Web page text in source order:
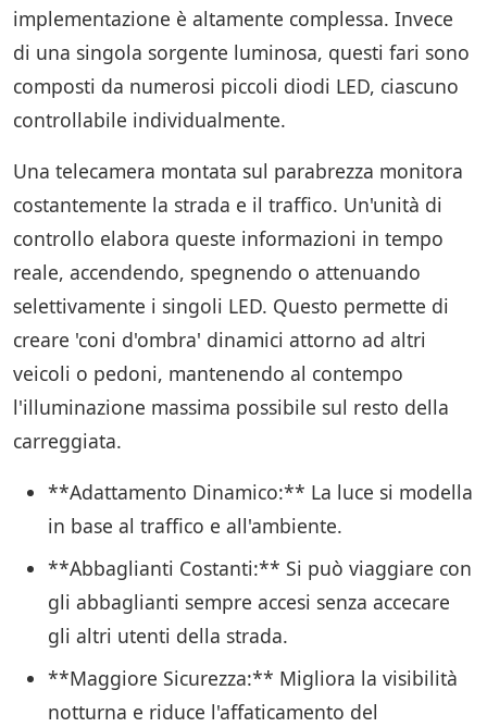
implementazione è altamente complessa. Invece
di una singola sorgente luminosa, questi fari sono
composti da numerosi piccoli diodi LED, ciascuno
controllabile individualmente.
Una telecamera montata sul parabrezza monitora
costantemente la strada e il traffico. Un'unità di
controllo elabora queste informazioni in tempo
reale, accendendo, spegnendo o attenuando
selettivamente i singoli LED. Questo permette di
creare 'coni d'ombra' dinamici attorno ad altri
veicoli o pedoni, mantenendo al contempo
l'illuminazione massima possibile sul resto della
carreggiata.
**Adattamento Dinamico:** La luce si modella
in base al traffico e all'ambiente.
**Abbaglianti Costanti:** Si può viaggiare con
gli abbaglianti sempre accesi senza accecare
gli altri utenti della strada.
**Maggiore Sicurezza:** Migliora la visibilità
notturna e riduce l'affaticamento del